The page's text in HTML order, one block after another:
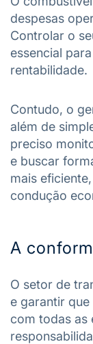
despesas
Controlar o
essencial
rentabilidade.
Contudo, o
além de
preciso
e buscar
mais
condução
A
O setor de
e garantir
com todas as